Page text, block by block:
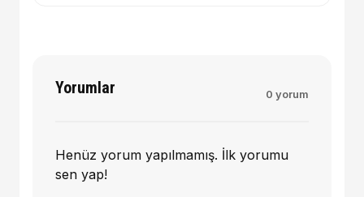
Yorumlar 0 yorum
Henüz yorum yapılmamış. İlk yorumu
sen yap!